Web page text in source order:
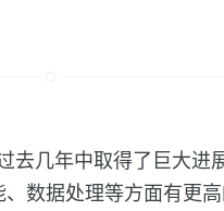
几年中取得了巨大进
数据处理等方面有更